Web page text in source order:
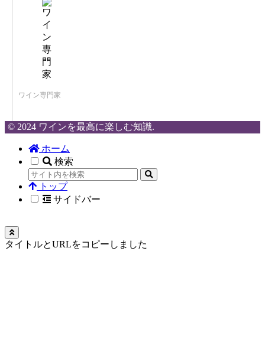
ワイン専門家
© 2024 ワインを最高に楽しむ知識.
ホーム
検索
トップ
サイドバー
タイトルとURLをコピーしました